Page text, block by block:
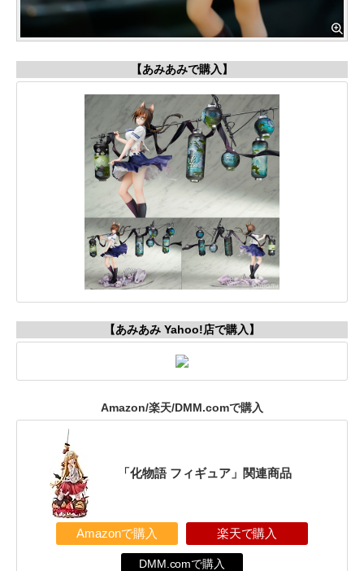
【あみあみで購入】
【あみあみ Yahoo!店で購入】
Amazon/楽天/DMM.comで購入
「化物語 フィギュア」関連商品
Amazonで購入 楽天で購入
DMM.comで購入